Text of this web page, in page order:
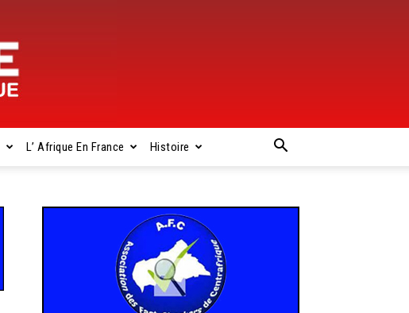
L’ Afrique En France Histoire